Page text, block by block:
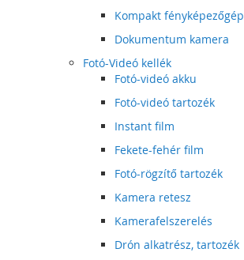
Kompakt fényképezőgép
Dokumentum kamera
Fotó-Videó kellék
Fotó-videó akku
Fotó-videó tartozék
Instant film
Fekete-fehér film
Fotó-rögzítő tartozék
Kamera retesz
Kamerafelszerelés
Drón alkatrész, tartozék